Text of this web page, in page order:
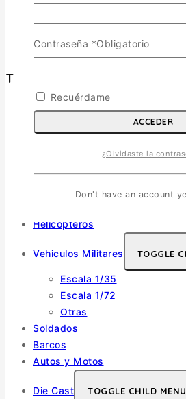
Política de Privacidad
Términos y Condiciones
Tienda
Aviones TOGGLE CHILD MENU
Escala 1/48
Escala 1/144
Escala 1/32
Helicópteros
Vehiculos Militares TOGGLE
Escala 1/35
Escala 1/72
Otras
Soldados
Barcos
Autos y Motos
Die Cast TOGGLE CHILD MENU
Contraseña *Obligatorio
Recuérdame
ACCEDER
¿Olvidaste la
Don't have an account